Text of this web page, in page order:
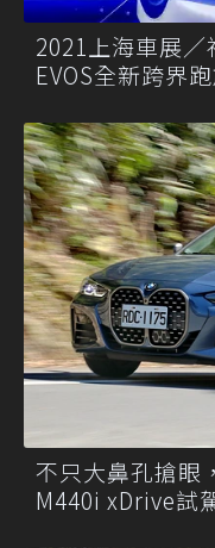
2021上海車展
EVOS全新跨界
不只大鼻孔搶眼
M440i xDrive試